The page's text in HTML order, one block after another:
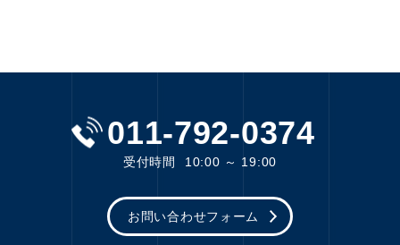
011-792-0374
受付時間 10:00 ～ 19:00
お問い合わせフォーム